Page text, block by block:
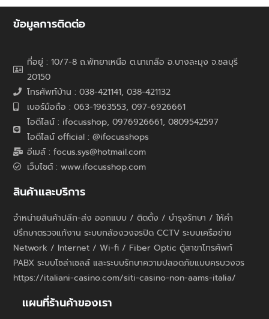
ข้อมูลการติดต่อ
ที่อยู่ : 10/7-8 ถ.พัทยาเหนือ ต.นาเกลือ อ.บางละมุง จ.ชลบุรี
20150
โทรศัพท์บ้าน : 038-421141, 038-421132
เบอร์มือถือ : 063-1963553, 097-6926661
ไอดีไลน์ : ifocusshop, 0976926661, 0809542597
ไอดีไลน์ official : @ifocusshops
อีเมล์ : focus.sys@hotmail.com
เว็บไซต์ : www.ifocusshop.com
สินค้าและบริการ
จำหน่ายสินค้าปลีก-ส่ง ออกแบบ / ติดตั้ง / บำรุงรักษา / ให้คำ
ปรึกษาตรวจแก้งาน ระบบกล้องวงจรปิด CCTV ระบบเครือข่าย
Network / Internet / Wi-fi / Fiber Optic ตู้สาขาโทรศัพท์
PABX ระบบโซล่าเซลล์ และระบบรักษาความปลอดภัยแบบครบวงจร
https://italiani-casino.com/siti-casino-non-aams-italia/
แผนที่ร้านค้าของเรา